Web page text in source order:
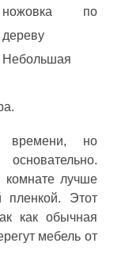
ножовка по
дереву
Небольшая
времени, но
лучше
пленкой. Этот
как обычная
мебель от